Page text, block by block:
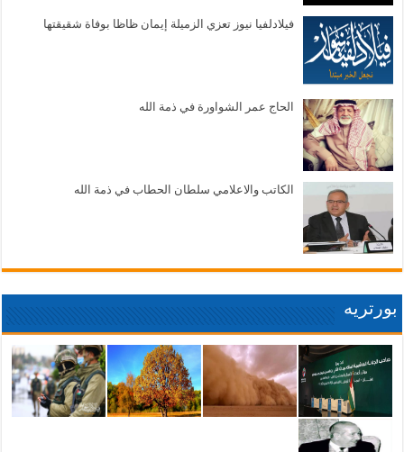
فيلادلفيا نيوز تعزي الزميلة إيمان ظاظا بوفاة شقيقتها
الحاج عمر الشواورة في ذمة الله
الكاتب والاعلامي سلطان الحطاب في ذمة الله
بورتريه